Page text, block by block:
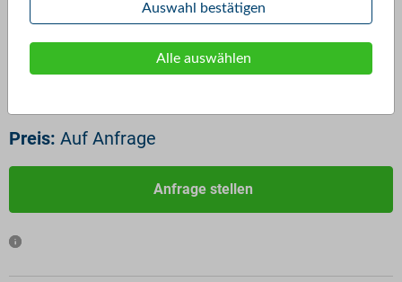
Verfügbar ab:Sofort
Menge:Auf Anfrage
Preis: Auf Anfrage
Anfrage stellen
Auswahl bestätigen
Alle auswählen